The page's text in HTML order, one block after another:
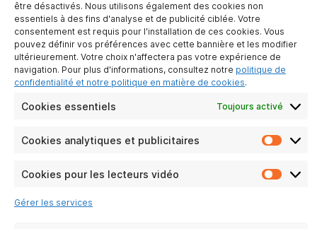
être désactivés. Nous utilisons également des cookies non
essentiels à des fins d'analyse et de publicité ciblée. Votre
consentement est requis pour l'installation de ces cookies. Vous
pouvez définir vos préférences avec cette bannière et les modifier
ultérieurement. Votre choix n'affectera pas votre expérience de
navigation. Pour plus d'informations, consultez notre politique de
confidentialité et notre politique en matière de cookies.
Cookies essentiels Toujours activé
Cookies analytiques et publicitaires
et
Cookies pour les lecteurs vidéo
Gérer les services
ATLINKS EUROPE
28 Boulevard Belle Rive
92500 Rueil-Malmaison
France
Contactez-nous
Protection des données personnelles